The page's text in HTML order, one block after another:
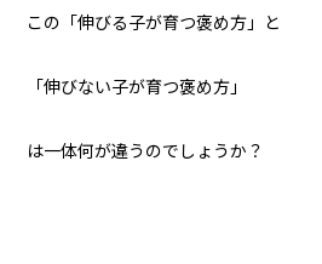
この「伸びる子が育つ褒め方」と
「伸びない子が育つ褒め方」
は一体何が違うのでしょうか？